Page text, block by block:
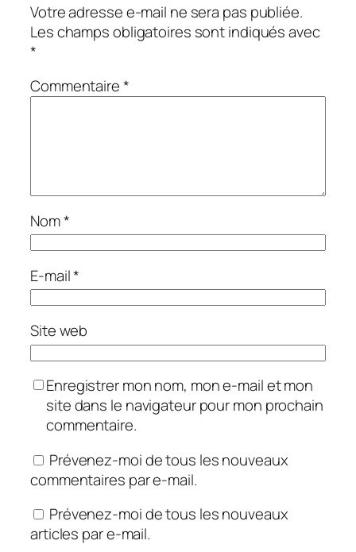
Votre adresse e-mail ne sera pas publiée.
Les champs obligatoires sont indiqués avec
*
Commentaire*
Nom*
E-mail*
Site web
Enregistrer mon nom, mon e-mail et mon
site dans le navigateur pour mon prochain
commentaire.
Prévenez-moi de tous les nouveaux
commentaires par e-mail.
Prévenez-moi de tous les nouveaux
articles par e-mail.